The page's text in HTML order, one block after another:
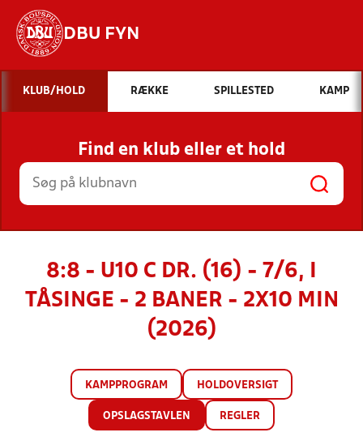
DBU FYN
Hvad vil du søge efter?
INDHOLD OG NYHEDER
STILLINGER, RESULTATER, KLUBBER OG
HOLD
KLUB/HOLD RÆKKE SPILLESTED KAMP
Find en klub eller et hold
8:8 - U10 C DR. (16) - 7/6, I
TÅSINGE - 2 BANER - 2X10 MIN
(2026)
KAMPPROGRAM HOLDOVERSIGT
OPSLAGSTAVLEN REGLER